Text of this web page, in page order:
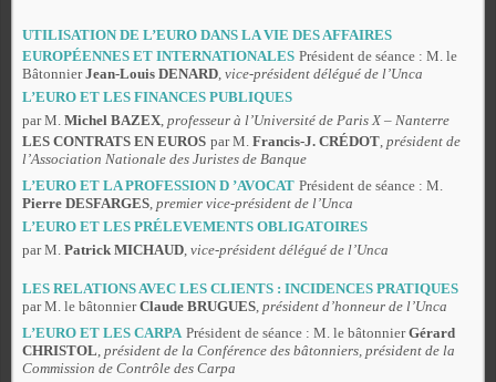
UTILISATION DE L’EURO DANS LA VIE DES AFFAIRES
EUROPÉENNES ET INTERNATIONALES Président de séance : M. le
BâtonnierJean-Louis DENARD, vice-président délégué de l’Unca
L’EURO ET LES FINANCES PUBLIQUES
par M. Michel BAZEX, professeur à l’Université de Paris X – Nanterre
LES CONTRATS EN EUROS par M. Francis-J. CRÉDOT, président de
l’Association Nationale des Juristes de Banque
L’EURO ET LA PROFESSION D ’AVOCAT Président de séance : M.
Pierre DESFARGES, premier vice-président de l’Unca
L’EURO ET LES PRÉLEVEMENTS OBLIGATOIRES
par M. Patrick MICHAUD, vice-président délégué de l’Unca
LES RELATIONS AVEC LES CLIENTS : INCIDENCES PRATIQUES
par M. le bâtonnierClaude BRUGUES, président d’honneur de l’Unca
L’EURO ET LES CARPA Président de séance : M. le bâtonnierGérard
CHRISTOL, président de la Conférence des bâtonniers, président de la
Commission de Contrôle des Carpa